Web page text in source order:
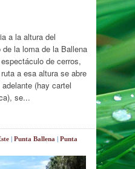
a la altura del
la loma de la Ballena
de cerros,
a esa altura se abre
(hay cartel
se...
|Punta Ballena |Punta